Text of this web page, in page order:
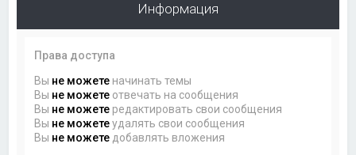
Информация
Права доступа
Вы не можете начинать темы
Вы не можете отвечать на сообщения
Вы не можете редактировать свои сообщения
Вы не можетеудалять свои сообщения
Вы не можете добавлять вложения